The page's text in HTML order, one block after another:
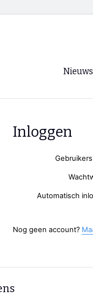
Nieuws
Inloggen
Automatisch
Nog geen account?